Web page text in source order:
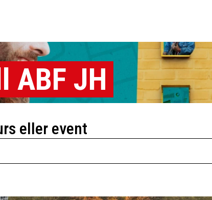
ABF JH
eller event